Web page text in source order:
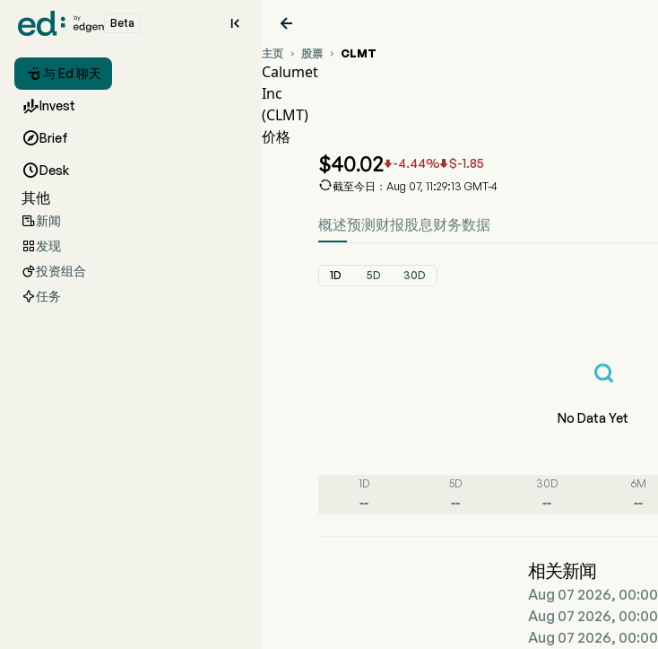
Beta 
 与 Ed 聊天
Invest
Brief
Desk
其他
新闻
发现
投资组合
任务

主页  股票  CLMT
Calumet
Inc
(CLMT)
价格
$40.02-4.44% $-1.85
截至今日：Aug 07, 11:29:13 GMT-4
概述预测 财报股息财务数据
1D 5D 30D
No Data Yet
1D
--
5D
--
30D
--
6M
--
相关新闻
Aug 07 2026, 00:00
Aug 07 2026, 00:00
Aug 07 2026, 00:00